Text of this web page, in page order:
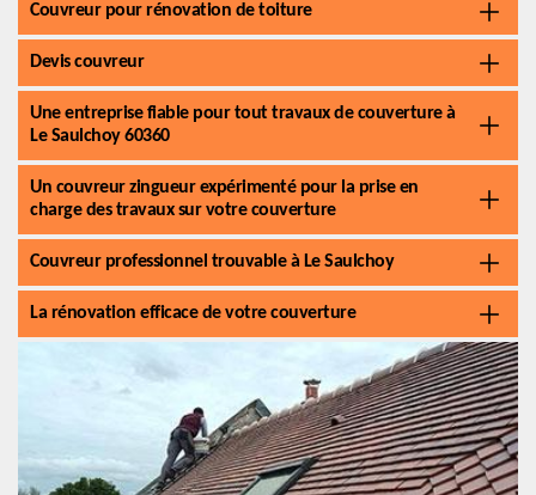
Couvreur pour rénovation de toiture
Devis couvreur
Une entreprise fiable pour tout travaux de couverture à
Le Saulchoy 60360
Un couvreur zingueur expérimenté pour la prise en
charge des travaux sur votre couverture
Couvreur professionnel trouvable à Le Saulchoy
La rénovation efficace de votre couverture